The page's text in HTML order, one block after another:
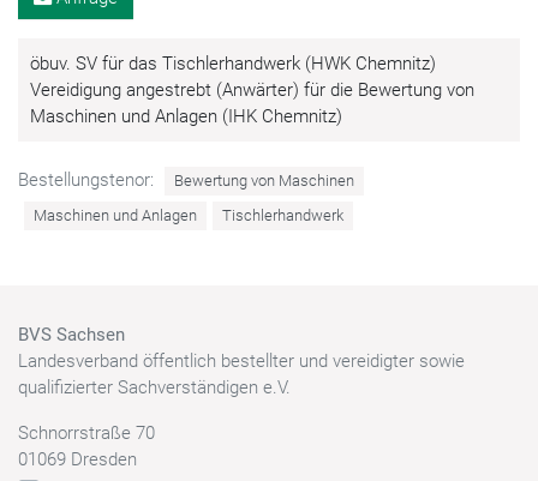
öbuv. SV für das Tischlerhandwerk (HWK Chemnitz)
Vereidigung angestrebt (Anwärter) für die Bewertung von
Maschinen und Anlagen (IHK Chemnitz)
Bestellungstenor:
Bewertung von Maschinen
Maschinen und Anlagen
Tischlerhandwerk
BVS Sachsen
Landesverband öffentlich bestellter und vereidigter sowie
qualifizierter Sachverständigen e.V.
Schnorrstraße 70
01069 Dresden